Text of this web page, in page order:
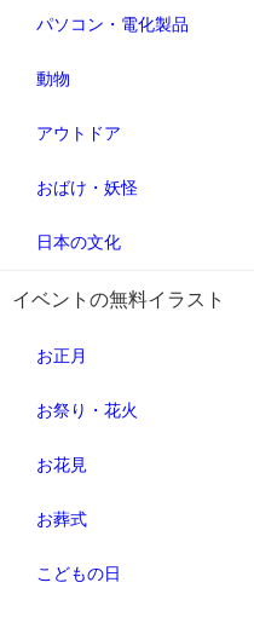
パソコン・電化製品
動物
アウトドア
おばけ・妖怪
日本の文化
イベントの無料イラスト
お正月
お祭り・花火
お花見
お葬式
こどもの日